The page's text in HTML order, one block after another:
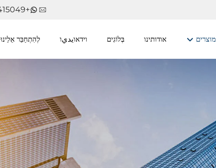
+86-13922415049
מוצרים אודותינו בְּלוֹגִים וידאוيديו לְהִתְחַבֵּר אֵלֵינוּ